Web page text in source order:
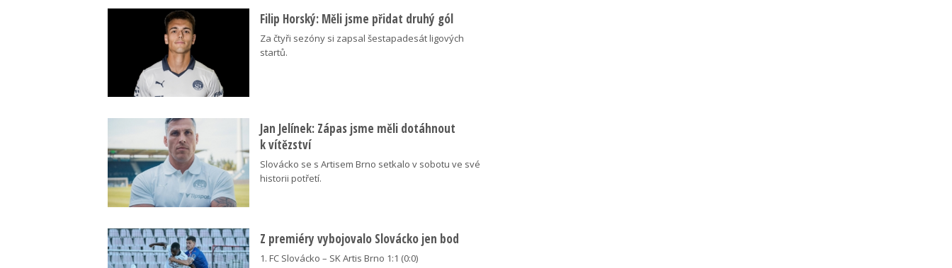
Filip Horský: Měli jsme přidat druhý gól
Za čtyři sezóny si zapsal šestapadesát ligových
startů.
Jan Jelínek: Zápas jsme měli dotáhnout
k vítězství
Slovácko se s Artisem Brno setkalo v sobotu ve své
historii potřetí.
Z premiéry vybojovalo Slovácko jen bod
1. FC Slovácko – SK Artis Brno 1:1 (0:0)